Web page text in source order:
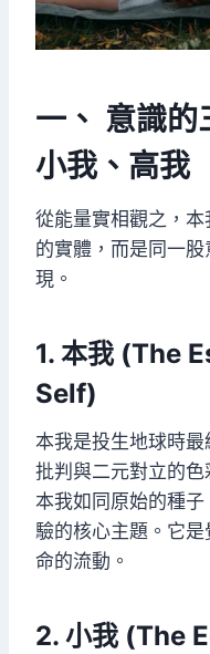
一、 意識的
小我、高我
從能量實相觀之，
的實體，而是同一
現。
1. 本我 (The
Self)
本我是投生地球時
批判與二元對立的色
本我如同原始的種
驗的核心主題。它
命的流動。
2. 小我 (The